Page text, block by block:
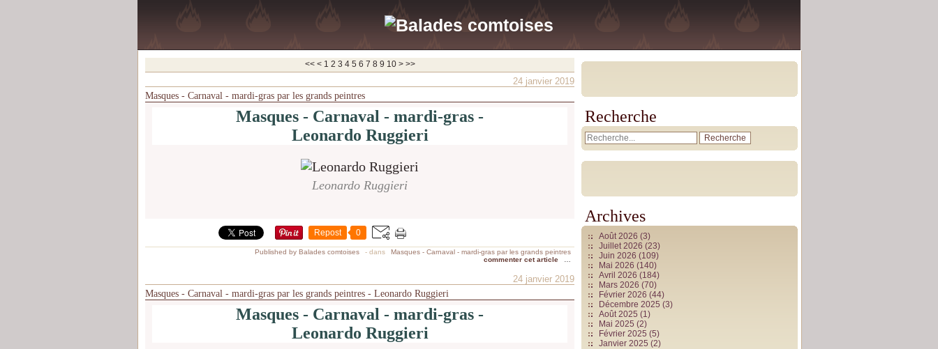
<< < 1 2 3 4 5 6 7 8 9 10 > >>
24 janvier 2019
Masques - Carnaval - mardi-gras par les grands peintres
Masques - Carnaval - mardi-gras -
Leonardo Ruggieri
Leonardo Ruggieri
Repost 0
Published by Balades comtoises - dans
Masques - Carnaval - mardi-gras par les grands peintres
commenter cet article
24 janvier 2019
Masques - Carnaval - mardi-gras par les grands peintres - Leonardo Ruggieri
Masques - Carnaval - mardi-gras -
Leonardo Ruggieri
Recherche
Archives
Août 2026 (3)
Juillet 2026 (23)
Juin 2026 (109)
Mai 2026 (140)
Avril 2026 (184)
Mars 2026 (70)
Février 2026 (44)
Décembre 2025 (3)
Août 2025 (1)
Mai 2025 (2)
Février 2025 (5)
Janvier 2025 (2)